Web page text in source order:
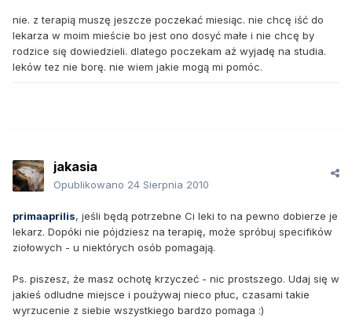
nie. z terapią muszę jeszcze poczekać miesiąc. nie chcę iść do
lekarza w moim mieście bo jest ono dosyć małe i nie chcę by
rodzice się dowiedzieli. dlatego poczekam aż wyjadę na studia.
leków tez nie borę. nie wiem jakie mogą mi pomóc.
jakasia
Opublikowano 24 Sierpnia 2010
primaaprilis, jeśli będą potrzebne Ci leki to na pewno dobierze je
lekarz. Dopóki nie pójdziesz na terapię, może spróbuj specifików
ziołowych - u niektórych osób pomagają.
Ps. piszesz, że masz ochotę krzyczeć - nic prostszego. Udaj się w
jakieś odludne miejsce i poużywaj nieco płuc, czasami takie
wyrzucenie z siebie wszystkiego bardzo pomaga :)